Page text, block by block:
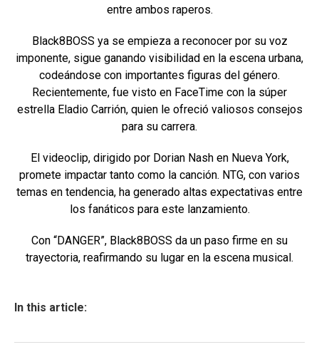
entre ambos raperos.
Black8BOSS ya se empieza a reconocer por su voz
imponente, sigue ganando visibilidad en la escena urbana,
codeándose con importantes figuras del género.
Recientemente, fue visto en FaceTime con la súper
estrella Eladio Carrión, quien le ofreció valiosos consejos
para su carrera.
El videoclip, dirigido por Dorian Nash en Nueva York,
promete impactar tanto como la canción. NTG, con varios
temas en tendencia, ha generado altas expectativas entre
los fanáticos para este lanzamiento.
Con “DANGER”, Black8BOSS da un paso firme en su
trayectoria, reafirmando su lugar en la escena musical.
In this article: